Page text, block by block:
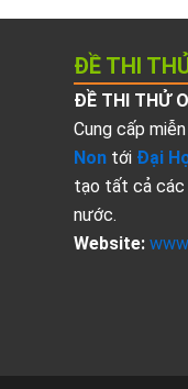
ĐỀ THI
ĐỀ THI THỬ
Cung cấp
Non tới Đại
tạo tất cả các
nước.
Website: